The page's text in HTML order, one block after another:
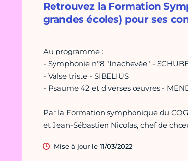
Retrouvez la Formation
grandes écoles) pour ses
Au programme :
- Symphonie n°8 "Inachevée" -
- Valse triste - SIBELIUS
- Psaume 42 et diverses œuvres -
Par la Formation symphonique du
et Jean-Sébastien Nicolas, chef de
Mise à jour le 11/03/2022